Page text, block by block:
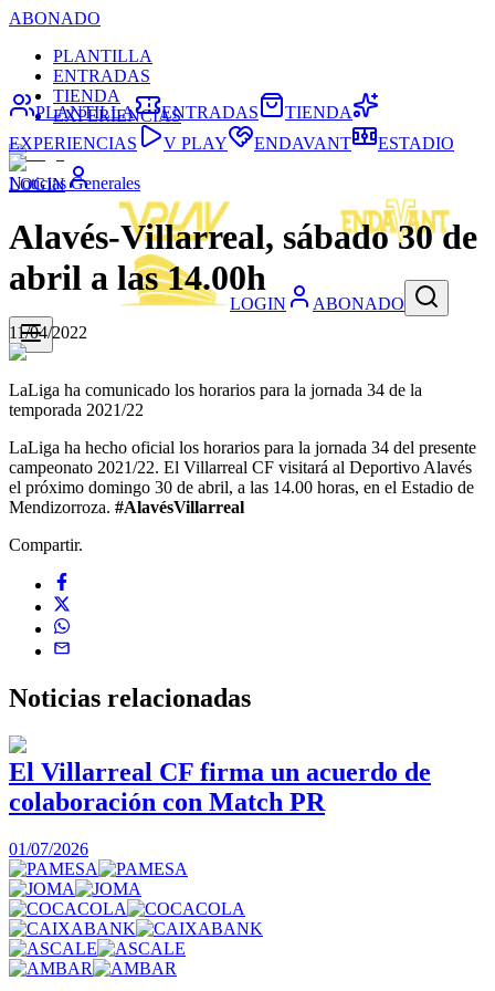
ABONADO
PLANTILLA
ENTRADAS
TIENDA
EXPERIENCIAS
LOGIN
LOGIN ABONADO
PLANTILLA ENTRADAS
TIENDA
EXPERIENCIAS
V PLAY ENDAVANT ESTADIO
Noticias Generales
Alavés-Villarreal, sábado 30 de
abril a las 14.00h
11/04/2022
LaLiga ha comunicado los horarios para la jornada 34 de la
temporada 2021/22
LaLiga ha hecho oficial los horarios para la jornada 34 del presente
campeonato 2021/22. El Villarreal CF visitará al Deportivo Alavés
el próximo domingo 30 de abril, a las 14.00 horas, en el Estadio de
Mendizorroza. #AlavésVillarreal
Compartir.
Noticias relacionadas
El Villarreal CF firma un acuerdo de
colaboración con Match PR
01/07/2026